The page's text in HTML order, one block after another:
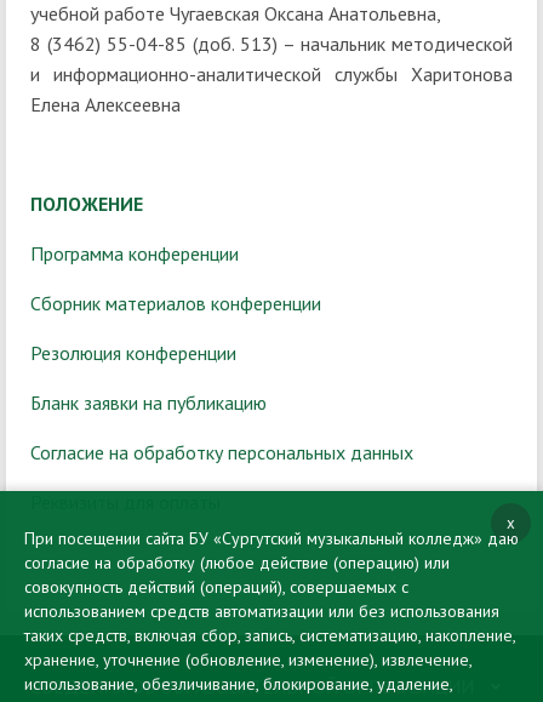
учебной работе Чугаевская Оксана Анатольевна,
8 (3462) 55-04-85 (доб. 513) – начальник методической
и информационно-аналитической службы Харитонова
Елена Алексеевна
ПОЛОЖЕНИЕ
Программа конференции
Сборник материалов конференции
Резолюция конференции
Бланк заявки на публикацию
Согласие на обработку персональных данных
СВЕДЕНИЯ ОБ ОБРАЗОВАТЕЛЬНОЙ ОРГАНИЗАЦИИ
x
При посещении сайта БУ «Сургутский музыкальный колледж» даю
согласие на обработку (любое действие (операцию) или
совокупность действий (операций), совершаемых с
использованием средств автоматизации или без использования
таких средств, включая сбор, запись, систематизацию, накопление,
хранение, уточнение (обновление, изменение), извлечение,
использование, обезличивание, блокирование, удаление,